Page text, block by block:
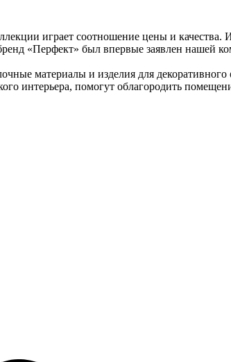
играет соотношение цены и
«Перфект» был впервые заявлен нашей
материалы и изделия для
интерьера, помогут облагородить